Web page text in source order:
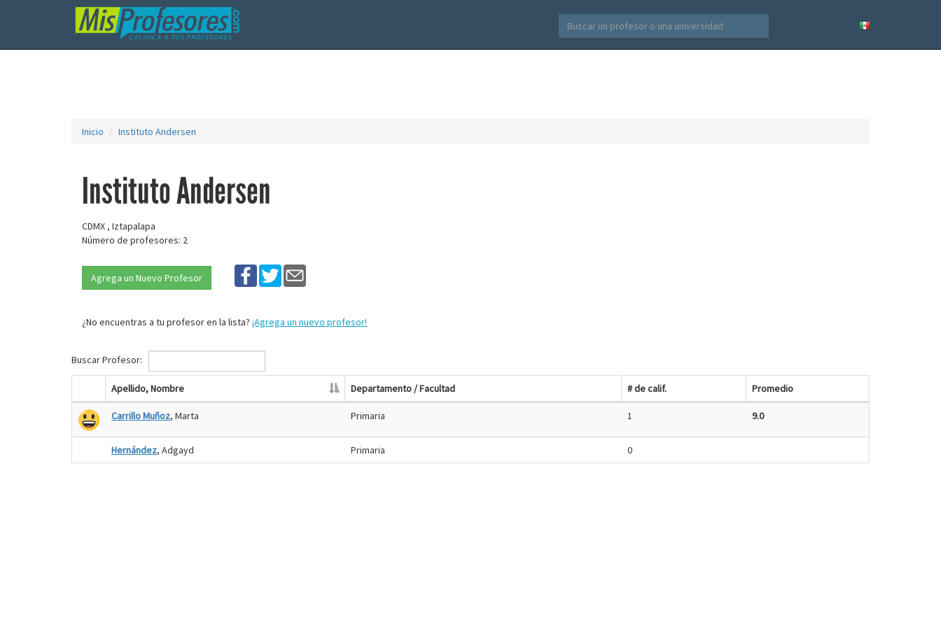
Inicio Instituto Andersen
Instituto Andersen
CDMX , Iztapalapa
Número de profesores: 2
Agrega un Nuevo Profesor
¿No encuentras a tu profesor en la lista? ¡Agrega un nuevo profesor!
Buscar Profesor:
Apellido, Nombre Departamento / Facultad # de calif. Promedio
Carrillo Muñoz, Marta Primaria 1 9.0
Hernández, Adgayd Primaria 0